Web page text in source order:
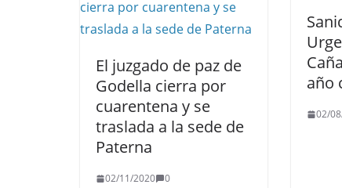
El juzgado de paz de
Godella cierra por
cuarentena y se
traslada a la sede de
Paterna
02/11/2020 0
año
02/